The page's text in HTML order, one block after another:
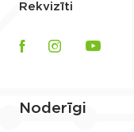
Rekvizīti
Noderīgi